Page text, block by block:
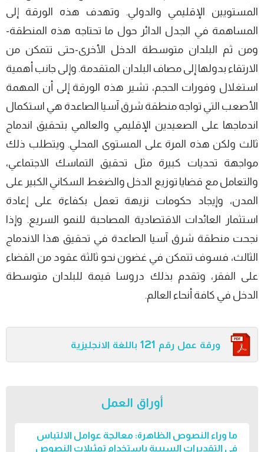
المستويين الإقليمي والدولي. وتھدف ھذه الورقة إلى
المساھمة في الجدل الدائر حول ما تحتاجه ھذه المنطقة-
ومن ثم البلدان متوسطة الدخل الأخرى-حتى تتمكن من
الارتقاء بدولھا إلى مصاف البلدان المتقدمة. وإلى جانب أھمية
استغلال وفورات الحجم، تشير ھذه الورقة إلى أن المھمة
الأصعب التي تواجه منطقة شرق آسيا الصاعدة ھي استكمال
اندماجھا على الصعيدين الإقليمي والعالمي بتحقيق اندماج
ثالث ولكن ھذه المرة على المستوى المحلي. ويتطلب ذلك
مواجھة تحديات كبيرة مثل تحقيق التماسك الاجتماعي،
والتعامل مع قضايا توزيع الدخل والضغط السكاني الكبير على
المدن، وإيجاد حكومات نزيھة تعمل بكفاءة على إعادة
استثمار العائدات الاقتصادية المصاحبة للنمو السريع. وإذا
نجحت منطقة شرق آسيا الصاعدة في تحقيق ھذا الاندماج
الثالث، فسوف تتمكن في غضون نحو ثالثة عقود من القضاء
على الفقر، وتقدم بذلك دروسا قيمة للبلدان متوسطة
الدخل في كافة أنحاء العالم.
ورقة عمل رقم 121 باللغة الانجليزية
أوراق العمل
ما وراء النصوص الظاهرة: معالجة عوامل الالتباس
في التقديرات السببية باستخدام تمثيلات النصوص